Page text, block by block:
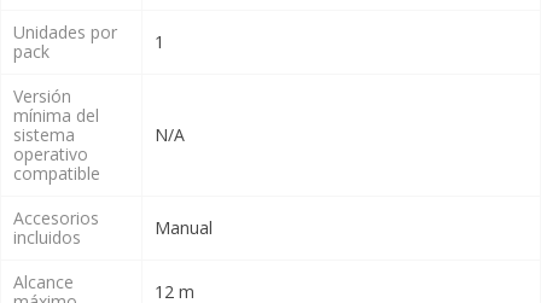
Unidades por
pack
1
Versión
mínima del
sistema
operativo
compatible
N/A
Accesorios
incluidos
Manual
Alcance
12 m